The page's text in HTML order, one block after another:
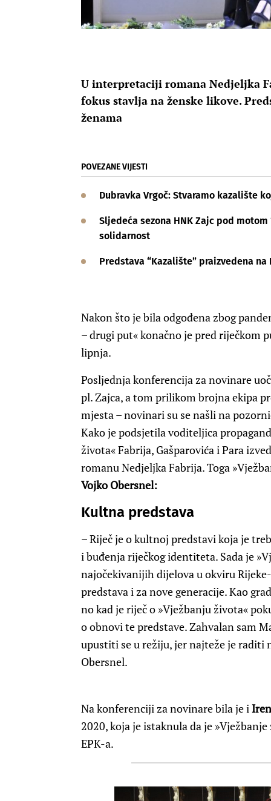
U interpretaciji romana Nedjeljka
fokus stavlja na ženske likove.
ženama
POVEZANE VIJESTI
Dubravka Vrgoč: Stvaramo kazalište
Sljedeća sezona HNK Zajc pod
solidarnost
Predstava “Kazalište” praizvedena
Nakon što je bila odgođena zbog
– drugi put« konačno je pred riječkom
lipnja.
Posljednja konferencija za novinare
pl. Zajca, a tom prilikom brojna ekipa
mjesta – novinari su se našli na
Kako je podsjetila voditeljica
života« Fabrija, Gašparovića i Para
romanu Nedjeljka Fabrija. Toga
Vojko Obersnel:
Kultna predstava
– Riječ je o kultnoj predstavi koja je
i buđenja riječkog identiteta. Sada je
najočekivanijih dijelova u okviru
predstava i za nove generacije. Kao
no kad je riječ o »Vježbanju života«
o obnovi te predstave. Zahvalan sam
upustiti se u režiju, jer najteže je raditi
Obersnel.
Na konferenciji za novinare bila je i
2020, koja je istaknula da je
EPK-a.